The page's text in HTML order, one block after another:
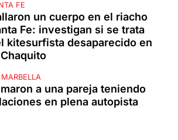
FE
un cuerpo en el riacho
Fe: investigan si se trata
kitesurfista desaparecido en
a una pareja teniendo
en plena autopista